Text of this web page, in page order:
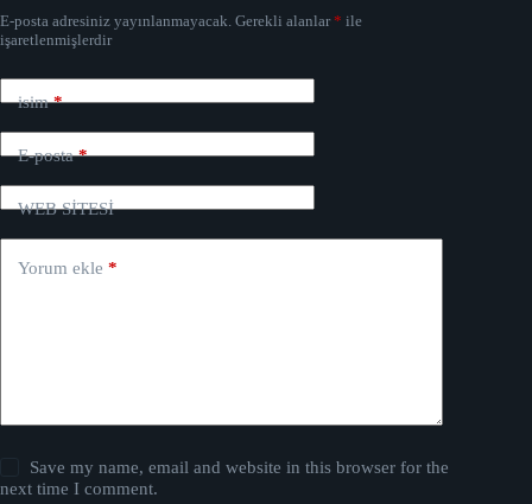
E-posta adresiniz yayınlanmayacak. Gerekli alanlar* ile
işaretlenmişlerdir
isim*
E-posta*
WEB SİTESİ
Yorum ekle *
Save my name, email and website in this browser for the
next time I comment.